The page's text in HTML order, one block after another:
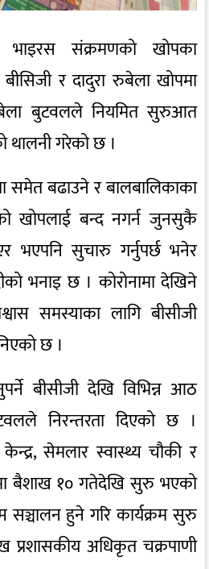
भाइरस संक्रमणको खोपका
र दादुरा रुबेला खोपमा
बुटवलले नियमित सुरुआत
थालनी गरेको छ ।
समेत बढाउने र बालबालिकाका
खोपलाई बन्द नगर्न जुनसुकै
भएपनि सुचारु गर्नुपर्छ भनेर
भनाइ छ । कोरोनामा देखिने
समस्याका लागि बीसीजी
छ ।
बीसीजी देखि विभिन्न आठ
निरन्तरता दिएको छ ।
सेमलार स्वास्थ्य चौकी र
बैशाख १० गतेदेखि सुरु भएको
हुने गरि कार्यक्रम सुरु
प्रशासकीय अधिकृत चक्रपाणी